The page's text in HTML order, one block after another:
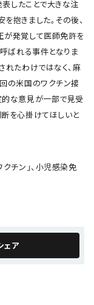
したことで大きな注
抱きました。その後、
が発覚して医師免許を
ばれる事件となりま
れたわけではなく、麻
の米国のワクチン接
的な意見が一部で見受
を心掛けてほしいと
チン」、小児感染免